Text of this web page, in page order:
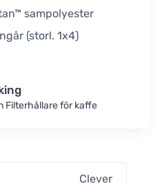
Dripper L Pink + 100
sampolyester
(storl. 1x4)
Filterhållare för kaffe
Clever